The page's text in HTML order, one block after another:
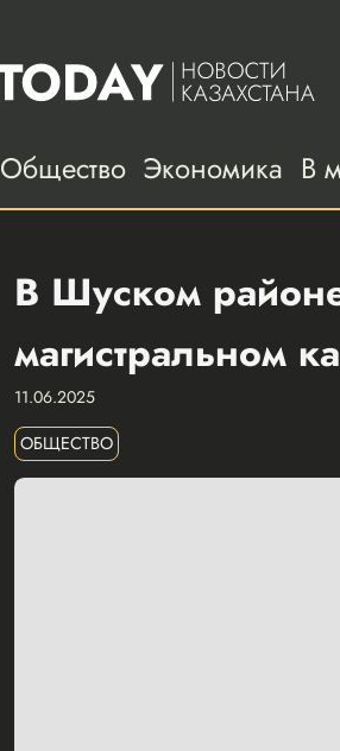
Общество Экономика В
В Шуском
магистральном
11.06.2025
ОБЩЕСТВО